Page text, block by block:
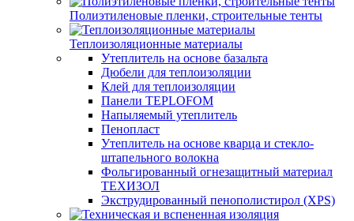
Полиэтиленовые пленки, строительные тенты
Теплоизоляционные материалы
Утеплитель на основе базальта
Дюбели для теплоизоляции
Клей для теплоизоляции
Панели TEPLOFOM
Напыляемый утеплитель
Пенопласт
Утеплитель на основе кварца и стекло-
штапельного волокна
Фольгированный огнезащитный материал
ТЕХИЗОЛ
Экструдированный пенополистирол (XPS)